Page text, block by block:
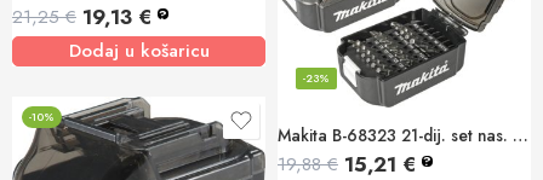
21,25€ 19,13 € ?
Dodaj u košaricu
Makita B-68323 21-dij. set nas. za odvijač u kutiji u obliku aku.
-23%
19,88€ 15,21 € ?
-10%